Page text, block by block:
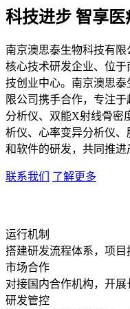
科技进步 智享医
南京澳思泰生物科技有
核心技术研发企业、位
技创业中心。南京澳思
限公司携手合作，专注
分析仪、双能X射线骨密
析仪、心率变异分析仪
和软件的研发，共同推进
联系我们 了解更多
运行机制
搭建研发流程体系，项目
市场合作
对接国内合作机构，开展
研发管控